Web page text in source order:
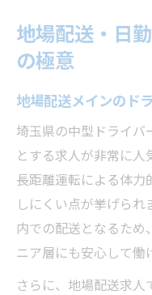
地場配送・日
の極意
地場配送メインのド
埼玉県の中型ドライバ
とする求人が非常に人
長距離運転による体力
しにくい点が挙げら
内での配送となるた
ニア層にも安心して働
さらに、地場配送求